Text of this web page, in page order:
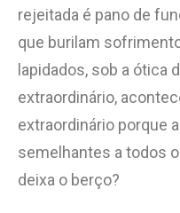
rejeitada é pano de
que burilam
lapidados, sob a ótica
extraordinário,
extraordinário porque
semelhantes a todos
deixa o berço?